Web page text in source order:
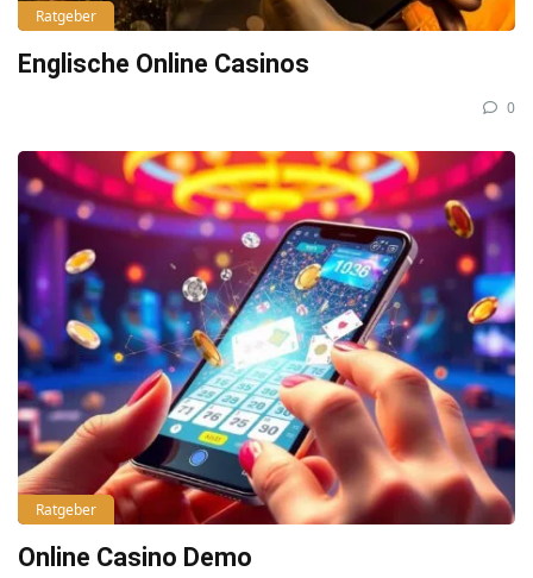
Ratgeber
Englische Online Casinos
0
Ratgeber
Online Casino Demo